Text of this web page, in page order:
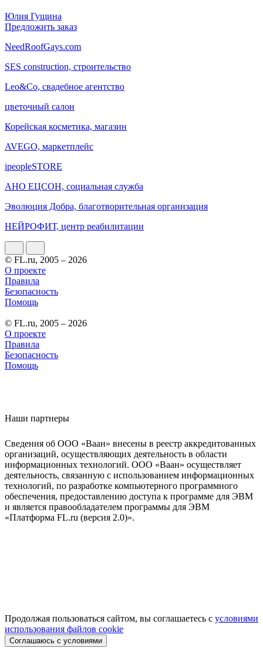
Юлия Гущина
Предложить заказ
NeedRoofGays.com
SES construction, строительство
Leo&Co, свадебное агентство
цветочный салон
Корейская косметика, магазин
AVEGO, маркетплейс
ipeopleSTORE
АНО ЕЦСОН, социальная служба
Эволюция Добра, благотворительная организация
НЕЙРОФИТ, центр реабилитации
© FL.ru, 2005 – 2026
О проекте
Правила
Безопасность
Помощь
© FL.ru, 2005 – 2026
О проекте
Правила
Безопасность
Помощь
Наши партнеры
Сведения об ООО «Ваан» внесены в реестр аккредитованных
организаций, осуществляющих деятельность в области
информационных технологий. ООО «Ваан» осуществляет
деятельность, связанную с использованием информационных
технологий, по разработке компьютерного программного
обеспечения, предоставлению доступа к программе для ЭВМ
и является правообладателем программы для ЭВМ
«Платформа FL.ru (версия 2.0)».
Продолжая пользоваться сайтом, вы соглашаетесь с условиями
использования файлов cookie
Соглашаюсь с условиями